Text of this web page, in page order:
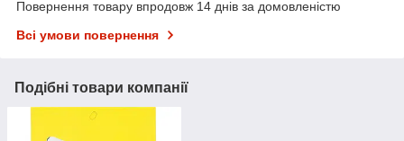
Повернення товару впродовж 14 днів за домовленістю
Всі умови повернення
Подібні товари компанії